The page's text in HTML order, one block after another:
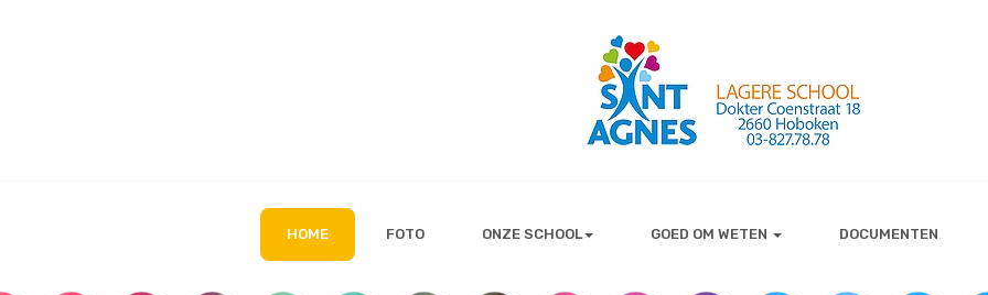
HOME FOTO ONZE SCHOOL GOED OM WETEN DOCUMENTEN